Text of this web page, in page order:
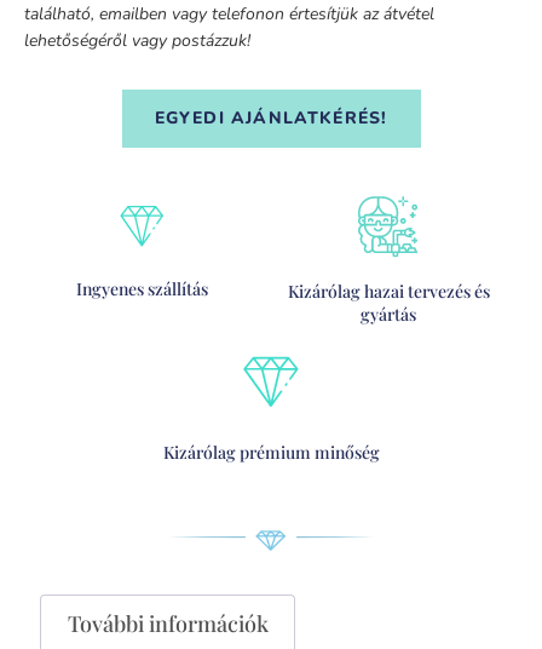
található, emailben vagy telefonon értesítjük az átvétel
lehetőségéről vagy postázzuk!
EGYEDI AJÁNLATKÉRÉS!
Ingyenes szállítás
Kizárólag hazai tervezés és
gyártás
Kizárólag prémium minőség
További információk